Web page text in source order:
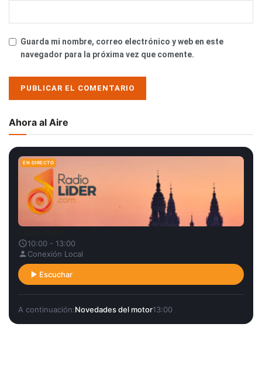
Guarda mi nombre, correo electrónico y web en este
navegador para la próxima vez que comente.
Ahora al Aire
EN DIRECTO
10:00 - 13:00
Conexión Local
Escuchar
A continuación:Novedades del motor13:00